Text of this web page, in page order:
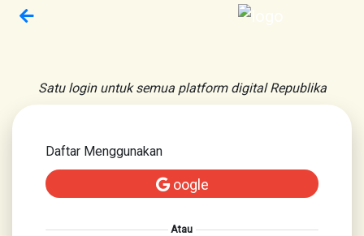
Satu login untuk semua platform digital Republika
Daftar Menggunakan
oogle
Atau